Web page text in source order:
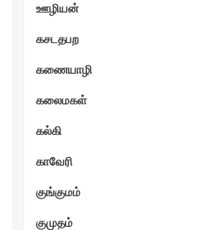
ஊழியன்
கசடதபற
கணையாழி
கலைமகள்
கல்கி
காவேரி
குங்குமம்
குமுதம்